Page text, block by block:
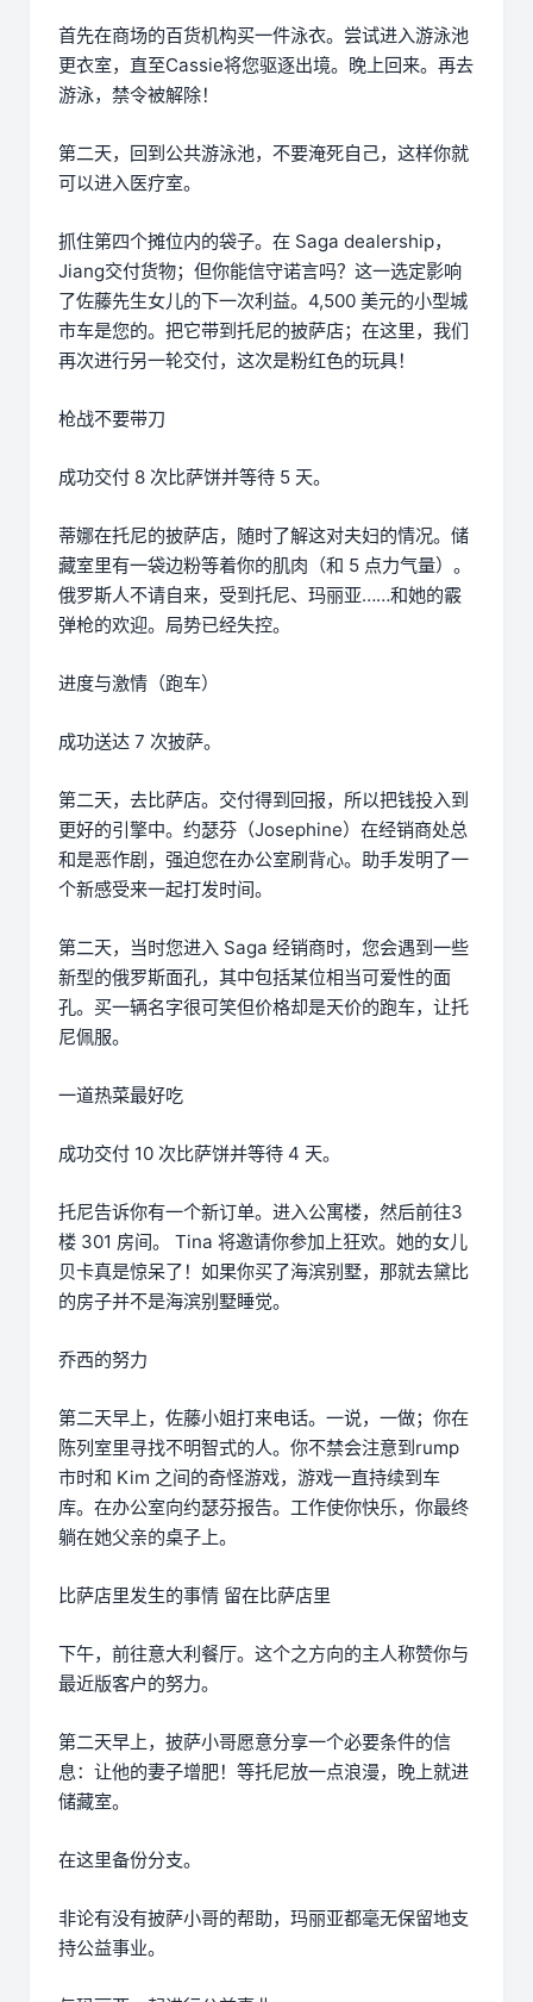
首先在商场的百货机构买一件泳衣。尝试进入游泳池
更衣室，直至Cassie将您驱逐出境。晚上回来。再去
游泳，禁令被解除！
第二天，回到公共游泳池，不要淹死自己，这样你就
可以进入医疗室。
抓住第四个摊位内的袋子。在 Saga dealership，
Jiang交付货物；但你能信守诺言吗？这一选定影响
了佐藤先生女儿的下一次利益。4,500 美元的小型城
市车是您的。把它带到托尼的披萨店；在这里，我们
再次进行另一轮交付，这次是粉红色的玩具！
枪战不要带刀
成功交付 8 次比萨饼并等待 5 天。
蒂娜在托尼的披萨店，随时了解这对夫妇的情况。储
藏室里有一袋边粉等着你的肌肉（和 5 点力气量）。
俄罗斯人不请自来，受到托尼、玛丽亚……和她的霰
弹枪的欢迎。局势已经失控。
进度与激情（跑车）
成功送达 7 次披萨。
第二天，去比萨店。交付得到回报，所以把钱投入到
更好的引擎中。约瑟芬（Josephine）在经销商处总
和是恶作剧，强迫您在办公室刷背心。助手发明了一
个新感受来一起打发时间。
第二天，当时您进入 Saga 经销商时，您会遇到一些
新型的俄罗斯面孔，其中包括某位相当可爱性的面
孔。买一辆名字很可笑但价格却是天价的跑车，让托
尼佩服。
一道热菜最好吃
成功交付 10 次比萨饼并等待 4 天。
托尼告诉你有一个新订单。进入公寓楼，然后前往3
楼 301 房间。 Tina 将邀请你参加上狂欢。她的女儿
贝卡真是惊呆了！如果你买了海滨别墅，那就去黛比
的房子并不是海滨别墅睡觉。
乔西的努力
第二天早上，佐藤小姐打来电话。一说，一做；你在
陈列室里寻找不明智式的人。你不禁会注意到rump
市时和 Kim 之间的奇怪游戏，游戏一直持续到车
库。在办公室向约瑟芬报告。工作使你快乐，你最终
躺在她父亲的桌子上。
比萨店里发生的事情 留在比萨店里
下午，前往意大利餐厅。这个之方向的主人称赞你与
最近版客户的努力。
第二天早上，披萨小哥愿意分享一个必要条件的信
息：让他的妻子增肥！等托尼放一点浪漫，晚上就进
储藏室。
在这里备份分支。
非论有没有披萨小哥的帮助，玛丽亚都毫无保留地支
持公益事业。